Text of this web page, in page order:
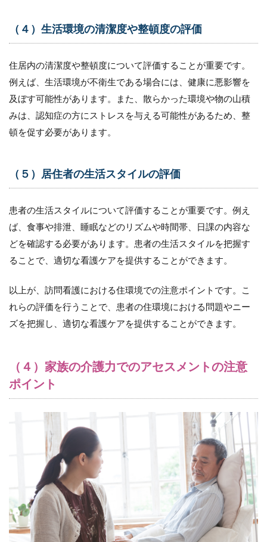
（４）生活環境の清潔度や整頓度の評価
住居内の清潔度や整頓度について評価することが重要です。
例えば、生活環境が不衛生である場合には、健康に悪影響を
及ぼす可能性があります。また、散らかった環境や物の山積
みは、認知症の方にストレスを与える可能性があるため、整
頓を促す必要があります。
（５）居住者の生活スタイルの評価
患者の生活スタイルについて評価することが重要です。例え
ば、食事や排泄、睡眠などのリズムや時間帯、日課の内容な
どを確認する必要があります。患者の生活スタイルを把握す
ることで、適切な看護ケアを提供することができます。
以上が、訪問看護における住環境での注意ポイントです。こ
れらの評価を行うことで、患者の住環境における問題やニー
ズを把握し、適切な看護ケアを提供することができます。
（４）家族の介護力でのアセスメントの注意
ポイント